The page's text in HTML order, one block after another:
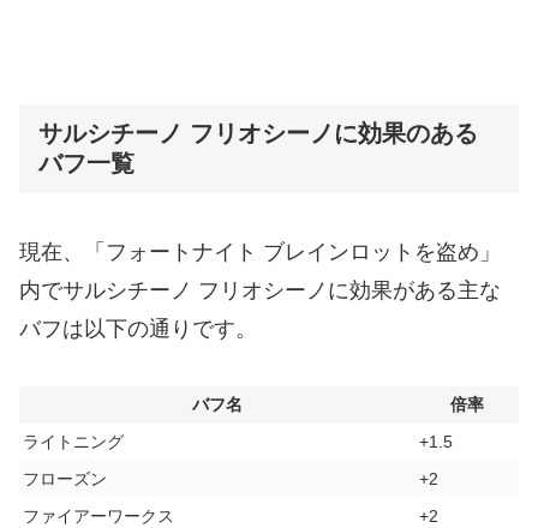
サルシチーノ フリオシーノに効果のある
バフ一覧
現在、「フォートナイト ブレインロットを盗め」
内でサルシチーノ フリオシーノに効果がある主な
バフは以下の通りです。
バフ名
倍率
ライトニング
+1.5
フローズン
+2
ファイアーワークス
+2